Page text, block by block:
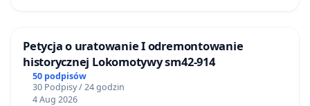
Petycja o uratowanie I odremontowanie
historycznej Lokomotywy sm42-914
50 podpisów
30 Podpisy / 24 godzin
4 Aug 2026